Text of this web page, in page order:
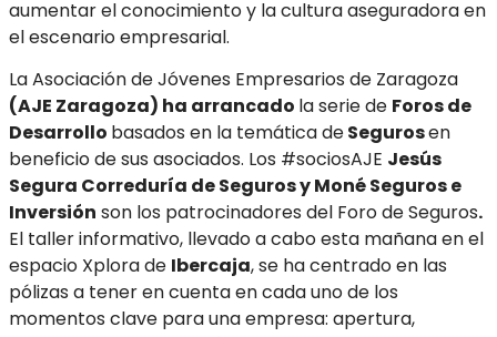
aumentar el conocimiento y la cultura aseguradora en
el escenario empresarial.
La Asociación de Jóvenes Empresarios de Zaragoza
(AJE Zaragoza) ha arrancado la serie de Foros de
Desarrollo basados en la temática deSegurosen
beneficio de sus asociados. Los #sociosAJE Jesús
Segura Correduría de Seguros y Moné Seguros e
Inversión son los patrocinadores del Foro de Seguros.
El taller informativo, llevado a cabo esta mañana en el
espacio Xplora de Ibercaja, se ha centrado en las
pólizas a tener en cuenta en cada uno de los
momentos clave para una empresa: apertura,